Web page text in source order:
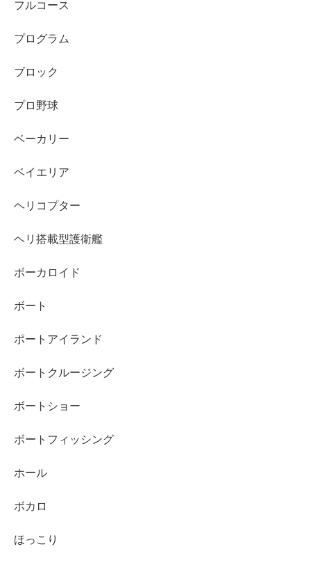
フルコース
プログラム
ブロック
プロ野球
ベーカリー
ベイエリア
ヘリコプター
ヘリ搭載型護衛艦
ボーカロイド
ボート
ポートアイランド
ボートクルージング
ボートショー
ボートフィッシング
ホール
ボカロ
ほっこり